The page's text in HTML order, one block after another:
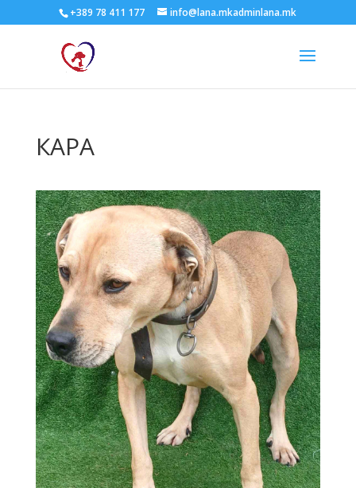
+389 78 411 177 info@lana.mkadminlana.mk
КАРА